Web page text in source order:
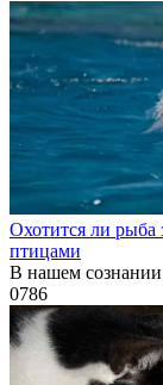
Охотится ли рыба
птицами
В нашем
0786